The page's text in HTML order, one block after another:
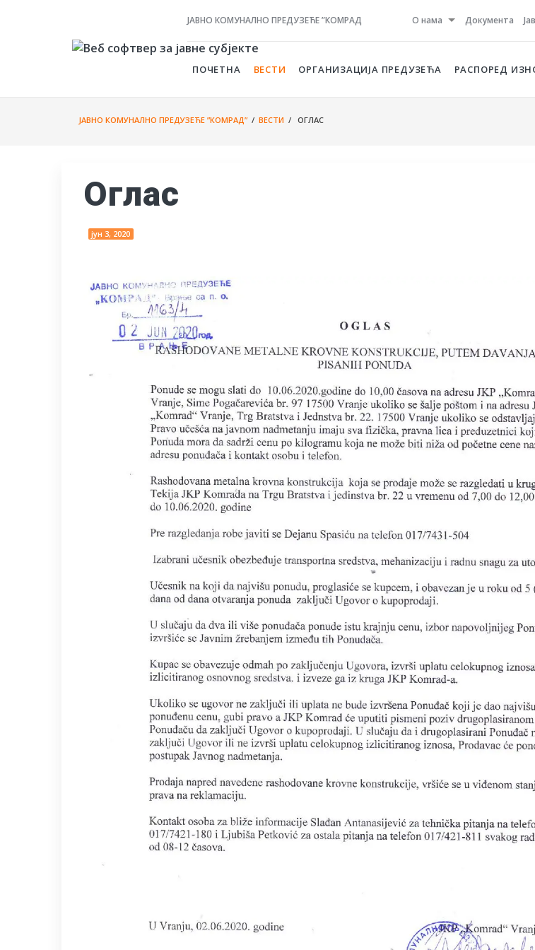
ЈАВНО КОМУНАЛНО ПРЕДУЗЕЋЕ ”КОМРАД О нама Документа
ПОЧЕТНА ВЕСТИ ОРГАНИЗАЦИЈА ПРЕДУЗЕЋА РАСПОРЕД
ЈАВНО КОМУНАЛНО ПРЕДУЗЕЋЕ ”КОМРАД”/ ВЕСТИ / ОГЛАС
Оглас
јун 3, 2020